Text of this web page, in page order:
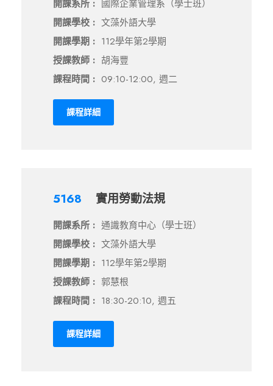
開課系所 : 國際企業管理系（學士班）
開課學校 : 文藻外語大學
開課學期 : 112學年第2學期
授課教師 : 胡海豐
課程時間 : 09:10-12:00, 週二
課程詳細
5168 實用勞動法規
開課系所 : 通識教育中心（學士班）
開課學校 : 文藻外語大學
開課學期 : 112學年第2學期
授課教師 : 郭慧根
課程時間 : 18:30-20:10, 週五
課程詳細